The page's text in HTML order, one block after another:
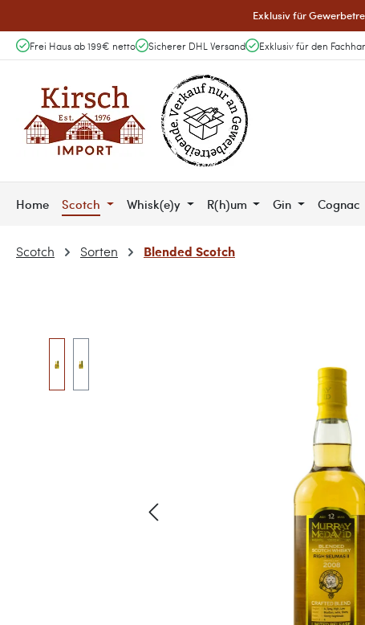
Exklusiv für
Frei Haus ab 199€ netto Sicherer DHL Versand Exklusiv für den
Home Scotch Whisk(e)y R(h)um Gin Cognac
Scotch Sorten Blended Scotch